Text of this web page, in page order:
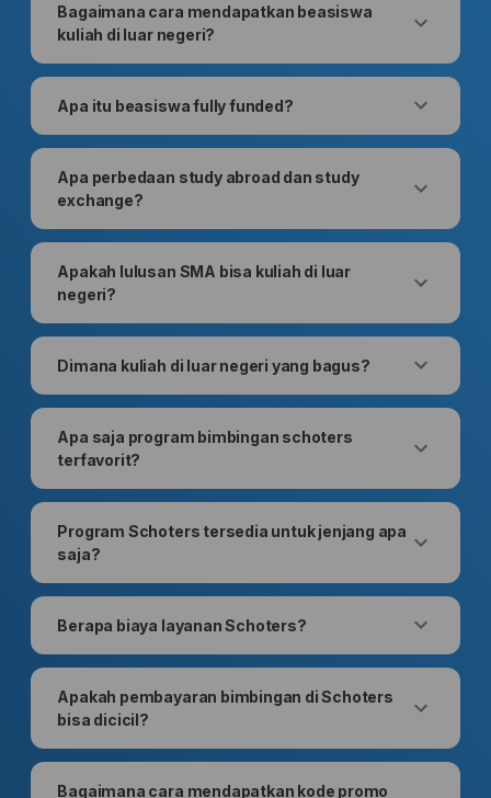
Bagaimana cara mendapatkan beasiswa
kuliah di luar negeri?
Apa itu beasiswa fully funded?
Apa perbedaan study abroad dan study
exchange?
Apakah lulusan SMA bisa kuliah di luar
negeri?
Dimana kuliah di luar negeri yang bagus?
Apa saja program bimbingan schoters
terfavorit?
Program Schoters tersedia untuk jenjang apa
saja?
Berapa biaya layanan Schoters?
Apakah pembayaran bimbingan di Schoters
bisa dicicil?
Bagaimana cara mendapatkan kode promo